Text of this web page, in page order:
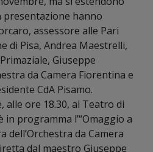
presentazione hanno
assessore alle Pari
di Pisa, Andrea Maestrelli,
Giuseppe
da Camera Fiorentina e
CdA Pisamo.
alle ore 18.30, al Teatro di
in programma l’“Omaggio a
dell’Orchestra da Camera
dal maestro Giuseppe